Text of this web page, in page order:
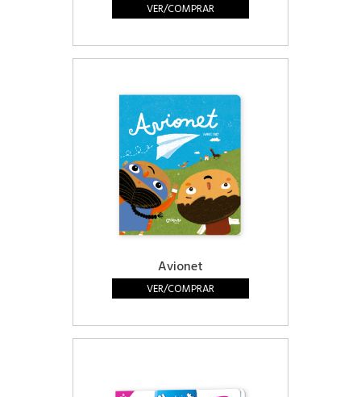
VER/COMPRAR
Avionet
VER/COMPRAR